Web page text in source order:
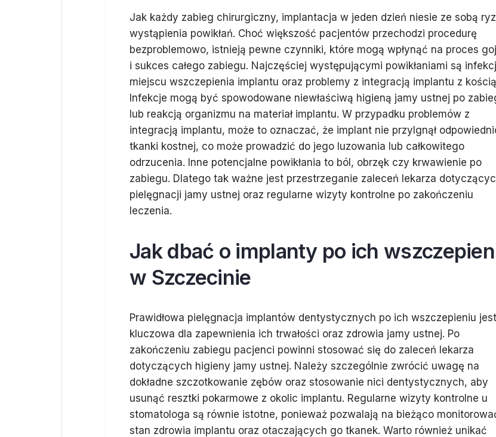
Jak każdy zabieg chirurgiczny, implantacja w jeden dzień niesie ze sobą
wystąpienia powikłań. Choć większość pacjentów przechodzi procedurę
bezproblemowo, istnieją pewne czynniki, które mogą wpłynąć na proces
i sukces całego zabiegu. Najczęściej występującymi powikłaniami są
miejscu wszczepienia implantu oraz problemy z integracją implantu z
Infekcje mogą być spowodowane niewłaściwą higieną jamy ustnej po
lub reakcją organizmu na materiał implantu. W przypadku problemów z
integracją implantu, może to oznaczać, że implant nie przylgnął
tkanki kostnej, co może prowadzić do jego luzowania lub całkowitego
odrzucenia. Inne potencjalne powikłania to ból, obrzęk czy krwawienie po
zabiegu. Dlatego tak ważne jest przestrzeganie zaleceń lekarza
pielęgnacji jamy ustnej oraz regularne wizyty kontrolne po zakończeniu
leczenia.
Jak dbać o implanty po ich
w Szczecinie
Prawidłowa pielęgnacja implantów dentystycznych po ich wszczepieniu jest
kluczowa dla zapewnienia ich trwałości oraz zdrowia jamy ustnej. Po
zakończeniu zabiegu pacjenci powinni stosować się do zaleceń lekarza
dotyczących higieny jamy ustnej. Należy szczególnie zwrócić uwagę na
dokładne szczotkowanie zębów oraz stosowanie nici dentystycznych, aby
usunąć resztki pokarmowe z okolic implantu. Regularne wizyty kontrolne u
stomatologa są równie istotne, ponieważ pozwalają na bieżąco
stan zdrowia implantu oraz otaczających go tkanek. Warto również unikać